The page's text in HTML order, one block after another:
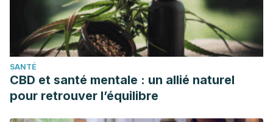
SANTÉ
CBD et santé mentale : un allié naturel
pour retrouver l’équilibre